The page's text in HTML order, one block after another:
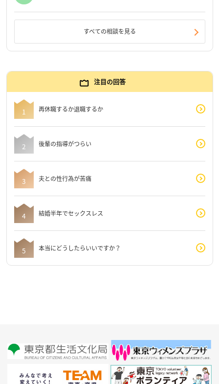
すべての相談を見る
注目の回答
再休職するか退職するか
後輩の指導がつらい
夫との性行為が苦痛
結婚半年でセックスレス
本当にどうしたらいいですか？